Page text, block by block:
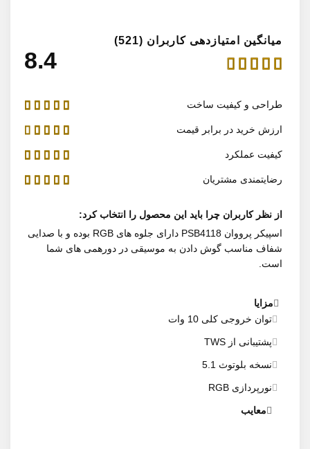
میانگین امتیازدهی کاربران (521)
4.8
طراحی و کیفیت ساخت
ارزش خرید در برابر قیمت
کیفیت عملکرد
رضایتمندی مشتریان
از نظر کاربران چرا باید این محصول را انتخاب کرد:
اسپیکر پرووان PSB4118 دارای جلوه های RGB بوده و با صدایی
شفاف مناسب گوش دادن به موسیقی در دورهمی های شما
است.
مزایا
توان خروجی کلی 10 وات
پشتیبانی از TWS
نسخه بلوتوث 5.1
نورپردازی RGB
معایب